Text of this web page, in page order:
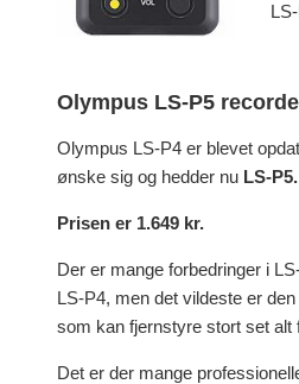
Olympus LS-P5
Olympus LS-P4 er blevet
ønske sig og hedder nu LS-P5.
Prisen er 1.649 kr.
Der er mange forbedringer i
LS-P4, men det vildeste er
som kan fjernstyre stort set alt
Det er der mange